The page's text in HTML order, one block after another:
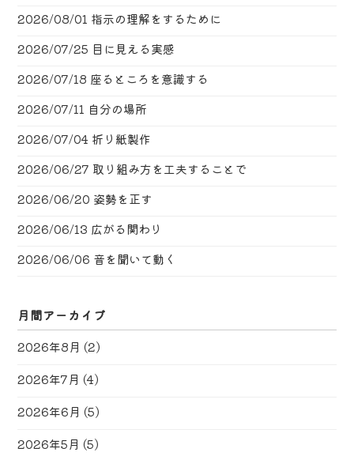
2026/08/01 指示の理解をするために
2026/07/25 目に見える実感
2026/07/18 座るところを意識する
2026/07/11 自分の場所
2026/07/04 折り紙製作
2026/06/27 取り組み方を工夫することで
2026/06/20 姿勢を正す
2026/06/13 広がる関わり
2026/06/06 音を聞いて動く
月間アーカイブ
2026年8月 (2)
2026年7月 (4)
2026年6月 (5)
2026年5月 (5)